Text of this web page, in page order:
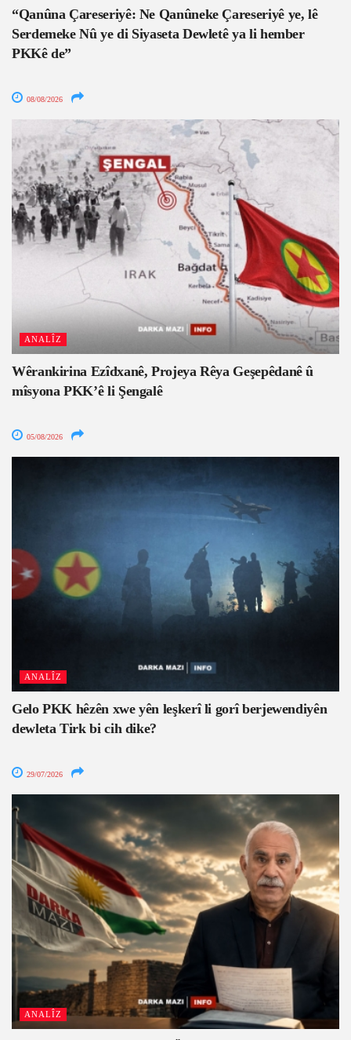
“Qanûna Çareseriyê: Ne Qanûneke Çareseriyê ye, lê
Serdemeke Nû ye di Siyaseta Dewletê ya li hember
PKKê de”
08/08/2026
ANALÎZ
Wêrankirina Ezîdxanê, Projeya Rêya Geşepêdanê û
mîsyona PKK’ê li Şengalê
05/08/2026
ANALÎZ
Gelo PKK hêzên xwe yên leşkerî li gorî berjewendiyên
dewleta Tirk bi cih dike?
29/07/2026
ANALÎZ